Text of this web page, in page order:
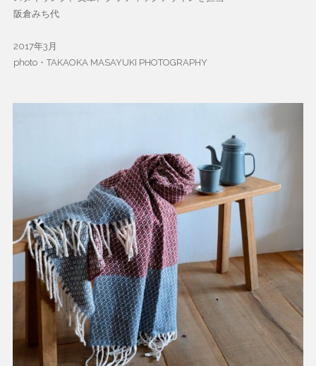
阪倉みち代
2017年3月
photo・TAKAOKA MASAYUKI PHOTOGRAPHY